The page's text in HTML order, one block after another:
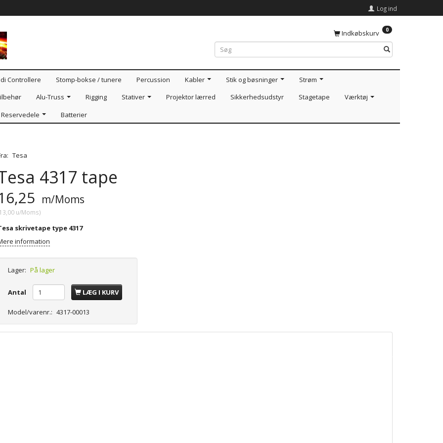
Log ind
Indkøbskurv 0
Controllere Stomp-bokse / tunere Percussion Kabler Stik og bøsninger
Strøm
Alu-Truss Rigging Stativer Projektor lærred Sikkerhedsudstyr Stagetape
Værktøj
Reservedele
Batterier
Tesa
4317 tape
m/Moms
u/Moms)
skrivetape type 4317
information
Lager: På lager
Antal LÆG I KURV
Model/varenr.: 4317-00013